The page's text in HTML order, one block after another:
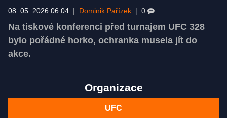
08. 05. 2026 06:04 | Dominik Pařízek | 0
Na tiskové konferenci před turnajem UFC 328
bylo pořádné horko, ochranka musela jít do
akce.
Organizace
UFC